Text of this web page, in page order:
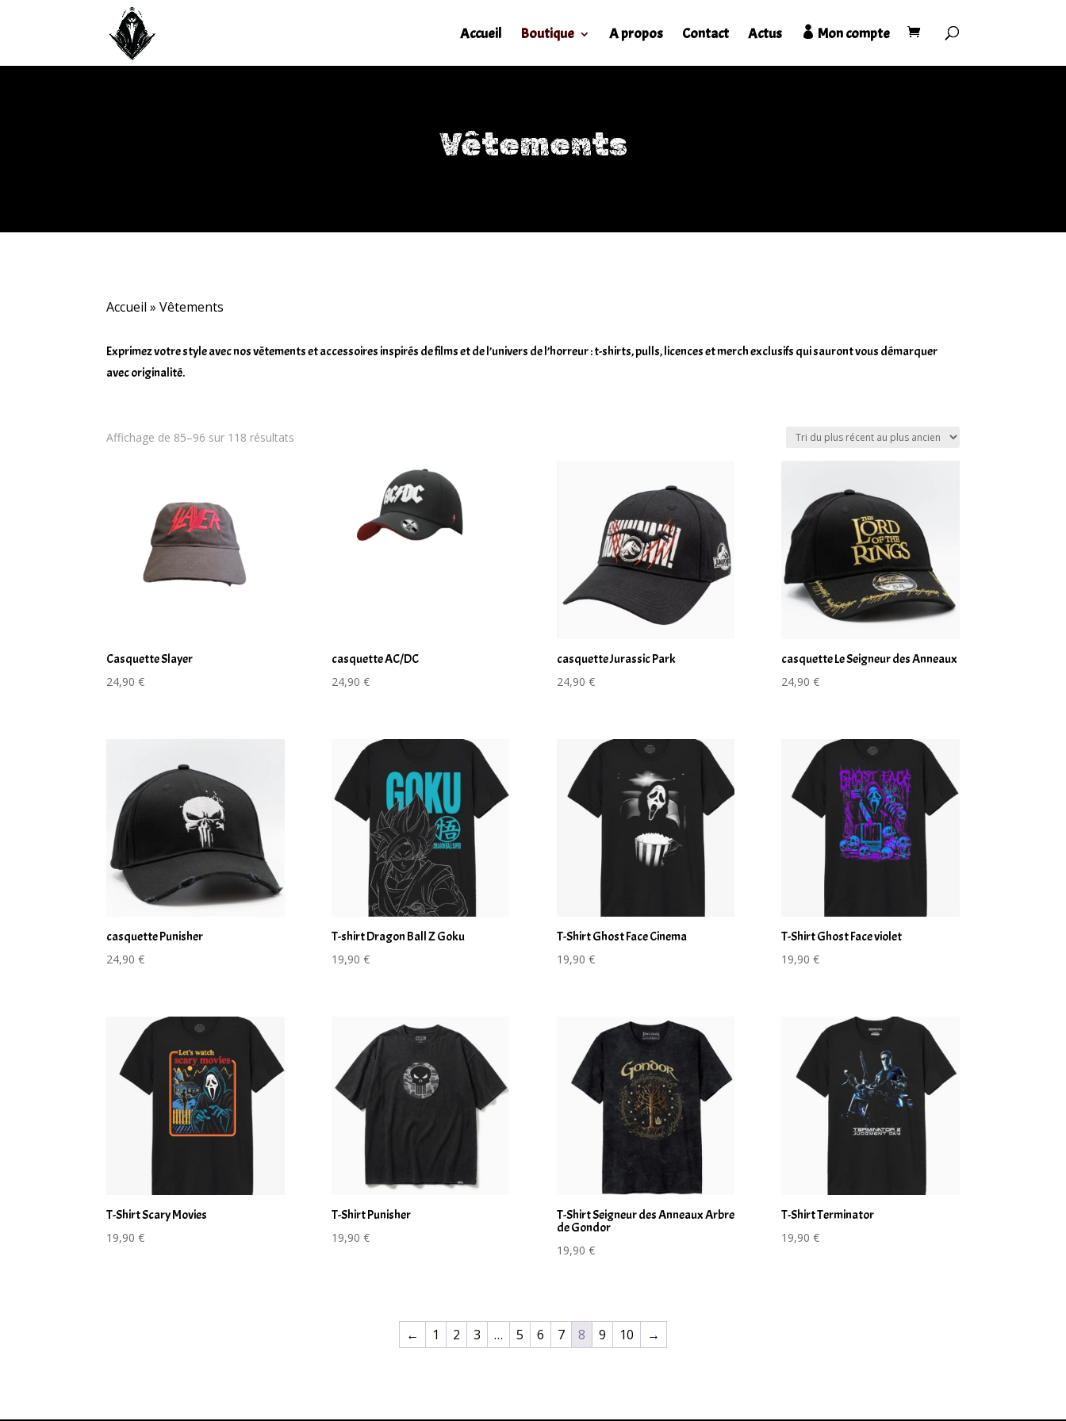
Accueil Boutique A propos Contact Actus Mon compte
Vêtements
Accueil »Vêtements
Exprimez votre style avec nos vêtements et accessoires inspirés de films et de l’univers de l’horreur : t-shirts, pulls, licences et merch exclusifs qui sauront vous démarquer
avec originalité.
Affichage de 85–96 sur 118 résultats
Casquette Slayer
24,90€
casquette AC/DC
24,90 €
casquette Jurassic Park
24,90 €
casquette Le Seigneur des Anneaux
24,90€
casquette Punisher
24,90€
T-shirt Dragon Ball Z Goku
19,90 €
T-Shirt Ghost Face Cinema
19,90 €
T-Shirt Ghost Face violet
19,90€
T-Shirt Scary Movies
19,90€
T-Shirt Punisher
19,90 €
T-Shirt Seigneur des Anneaux Arbre
de Gondor
19,90 €
T-Shirt Terminator
19,90€
← 1 2 3 … 5 6 7 8 9 10 →